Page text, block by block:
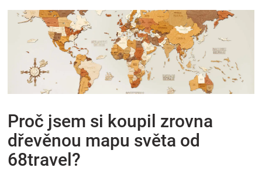
Hračkářství
Přihlášení
Proč jsem si koupil zrovna
dřevěnou mapu světa od
68travel?